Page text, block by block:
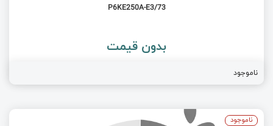
P6KE250A-E3/73
بدون قیمت
ناموجود
ناموجود